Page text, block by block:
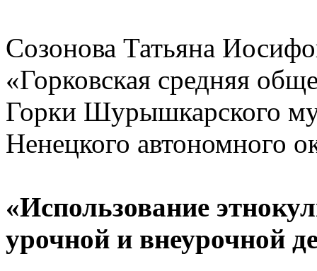
Созонова Татьяна
«Горковская средняя
Горки Шурышкарского
Ненецкого автономного
«Использование
урочной и внеурочной